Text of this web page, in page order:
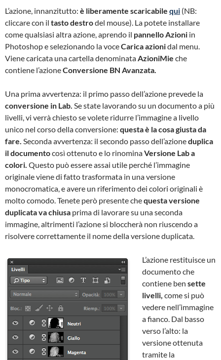
L’azione, innanzitutto: è liberamente scaricabile qui (NB:
cliccare con il tasto destrodel mouse). La potete installare
come qualsiasi altra azione, aprendo il pannello Azioni in
Photoshop e selezionando la voceCarica azionidal menu.
Viene caricata una cartella denominataAzioniMie che
contiene l’azioneConversione BN Avanzata.
Una prima avvertenza: il primo passo dell’azione prevede la
conversione in Lab. Se state lavorando su un documento a più
livelli, vi verrà chiesto se volete ridurre l’immagine a livello
unico nel corso della conversione: questa è la cosa giusta da
fare. Seconda avvertenza: il secondo passo dell’azioneduplica
il documentocosì ottenuto e lo rinominaVersione Lab a
colori. Questo può essere assai utile perché l’immagine
originale viene di fatto trasformata in una versione
monocromatica, e avere un riferimento dei colori originali è
molto comodo. Tenete però presente chequesta versione
duplicata va chiusa prima di lavorare su una seconda
immagine, altrimenti l’azione si bloccherà non riuscendo a
risolvere correttamente il nome della versione duplicata.
L’azione restituisce un
documento che
contiene ben sette
livelli, come si può
vedere nell’immagine
a fianco. Dal basso
verso l’alto: la
versione ottenuta
tramite la